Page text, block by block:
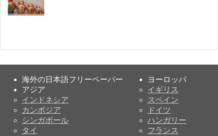
海外の日本語フリーペーパー
アジア
インドネシア
カンボジア
シンガポール
タイ
ヨーロッパ
イギリス
スペイン
ドイツ
ハンガリー
フランス